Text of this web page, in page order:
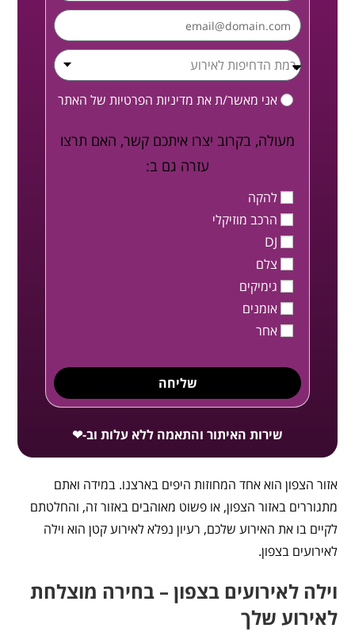
אני מאשר/ת את מדיניות הפרטיות של האתר
מעולה, בקרוב יצרו איתכם קשר, האם תרצו
עזרה גם ב:
להקה
הרכב מוזיקלי
DJ
צלם
גימיקים
אומנים
אחר
שליחה
שירות האיתור והתאמה ללא עלות וב-❤
אזור הצפון הוא אחד המחוזות היפים בארצנו. במידה ואתם
מתגוררים באזור הצפון, או פשוט מאוהבים באזור זה, והחלטתם
לקיים בו את האירוע שלכם, רעיון נפלא לאירוע קטן הוא וילה
לאירועים בצפון.
וילה לאירועים בצפון – בחירה מוצלחת
לאירוע שלך